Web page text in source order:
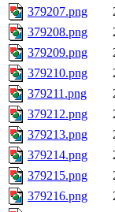
379207.png
379208.png
379209.png
379210.png
379211.png
379212.png
379213.png
379214.png
379215.png
379216.png